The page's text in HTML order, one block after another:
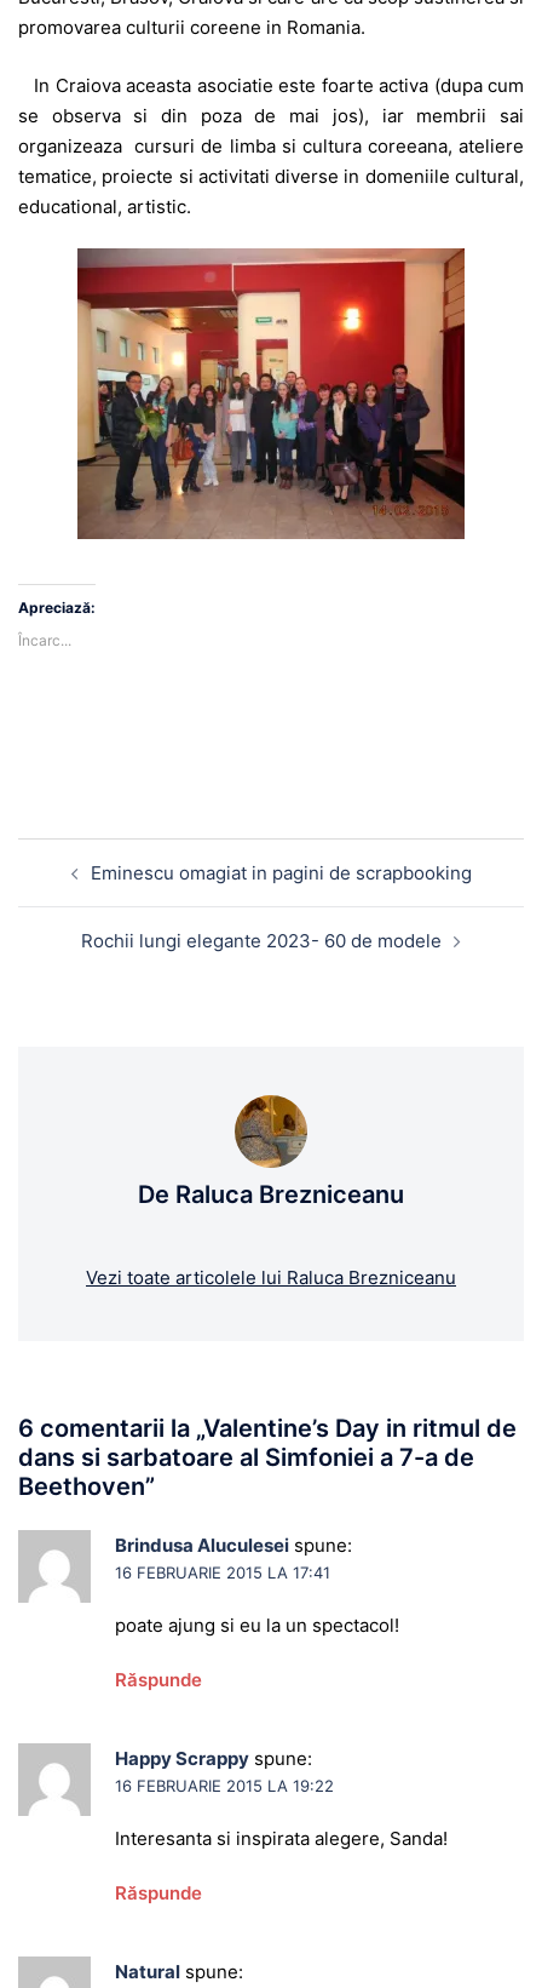
promovarea culturii coreene in Romania.
In Craiova aceasta asociatie este foarte activa (dupa cum
se observa si din poza de mai jos), iar membrii sai
organizeaza cursuri de limba si cultura coreeana, ateliere
tematice, proiecte si activitati diverse in domeniile cultural,
educational, artistic.
Apreciază:
Încarc...
articole
Eminescu omagiat in pagini de scrapbooking
Rochii lungi elegante 2023- 60 de modele
De Raluca Brezniceanu
Vezi toate articolele lui Raluca Brezniceanu
6 comentarii la „Valentine’s Day in ritmul de
dans si sarbatoare al Simfoniei a 7-a de
Beethoven”
Brindusa Aluculesei spune:
16 FEBRUARIE 2015 LA 17:41
poate ajung si eu la un spectacol!
Răspunde
Happy Scrappy spune:
16 FEBRUARIE 2015 LA 19:22
Interesanta si inspirata alegere, Sanda!
Răspunde
Natural spune: